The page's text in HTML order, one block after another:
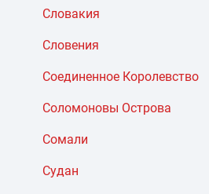
Словакия
Словения
Соединенное Королевство
Соломоновы Острова
Сомали
Судан